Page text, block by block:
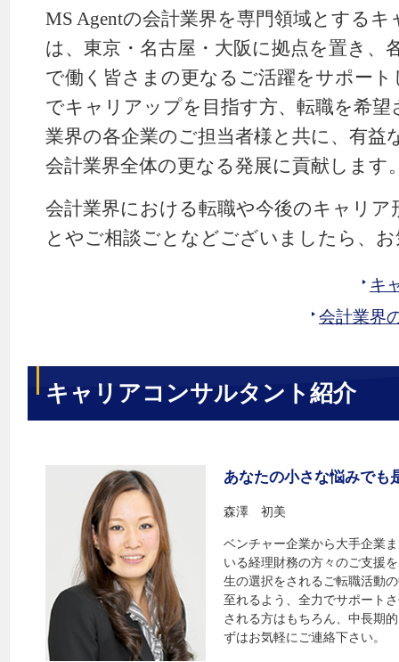
MS Agentの会計業界を専門領域とする
は、東京・名古屋・大阪に拠点を置き、
で働く皆さまの更なるご活躍をサポー
でキャリアップを目指す方、転職を希望
業界の各企業のご担当者様と共に、有益
会計業界全体の更なる発展に貢献します
会計業界における転職や今後のキャリ
とやご相談ごとなどございましたら、
キ
会計業界
キャリアコンサルタント紹介
あなたの小さな悩みでも
森澤 初美
ベンチャー企業から大手企業
いる経理財務の方々のご支援
生の選択をされるご転職活動
至れるよう、全力でサポート
される方はもちろん、中長期
ずはお気軽にご連絡下さい。